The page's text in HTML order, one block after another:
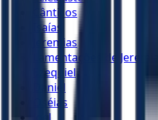
Cânticos
Isaías
Jeremias
Lamentações de Jeremias
Ezequiel
Daniel
Oséias